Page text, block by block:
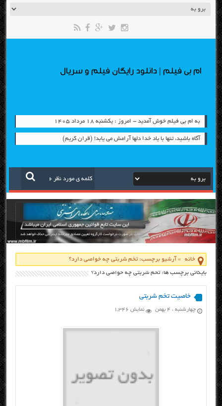
ام بی فیلم | دانلود رایگان فیلم و سریال
به ام بی فیلم خوش آمدید - امروز : یکشنبه ۱۸ مرداد ۱۴۰۵
آگاه باشيد، تنها با ياد خدا دلها آرامش می ‏يابد! (قران کریم)
خانه » آرشیو برچسب: تخم شربتی چه خواصی دارد؟
بایگانی برچسب ها: تخم شربتی چه خواصی دارد؟
خاصیت تخم شربتی
چهارشنبه ، ۴ بهمن نمایش 1,346